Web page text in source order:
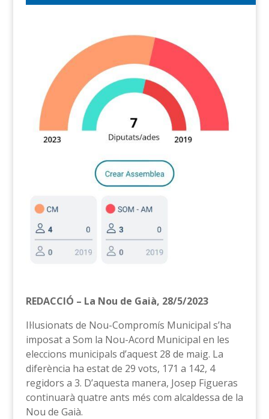
REDACCIÓ – La Nou de Gaià, 28/5/2023
Il·lusionats de Nou-Compromís Municipal s’ha
imposat a Som la Nou-Acord Municipal en les
eleccions municipals d’aquest 28 de maig. La
diferència ha estat de 29 vots, 171 a 142, 4
regidors a 3. D’aquesta manera, Josep Figueras
continuarà quatre ants més com alcaldessa de la
Nou de Gaià.